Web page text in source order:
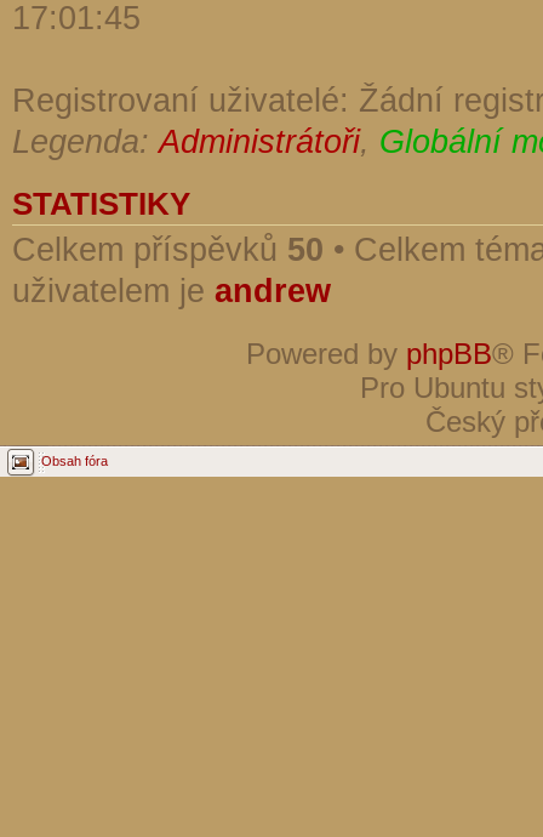
17:01:45
Registrovaní uživatelé: Žádní
Legenda:Administrátoři, Globální
STATISTIKY
Celkem příspěvků 50 • Celkem
uživatelem je andrew
Powered by phpBB®
Pro Ubuntu
Český
Obsah fóra